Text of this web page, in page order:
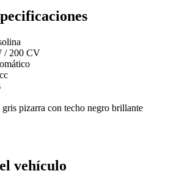
/ 200 CV
pizarra con techo negro brillante
vehículo